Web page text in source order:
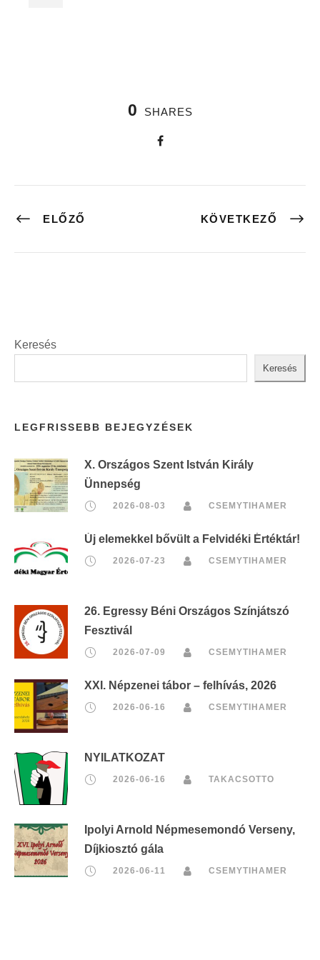
0 SHARES
ELŐZŐ KÖVETKEZŐ
Keresés
Keresés
LEGFRISSEBB BEJEGYZÉSEK
X. Országos Szent István Király
Ünnepség
2026-08-03 CSEMYTIHAMER
Új elemekkel bővült a Felvidéki Értéktár!
2026-07-23 CSEMYTIHAMER
26. Egressy Béni Országos Színjátszó
Fesztivál
2026-07-09 CSEMYTIHAMER
XXI. Népzenei tábor – felhívás, 2026
2026-06-16 CSEMYTIHAMER
NYILATKOZAT
2026-06-16 TAKACSOTTO
Ipolyi Arnold Népmesemondó Verseny,
Díjkiosztó gála
2026-06-11 CSEMYTIHAMER